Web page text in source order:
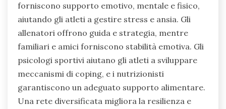
forniscono supporto emotivo, mentale e fisico,
aiutando gli atleti a gestire stress e ansia. Gli
allenatori offrono guida e strategia, mentre
familiari e amici forniscono stabilità emotiva. Gli
psicologi sportivi aiutano gli atleti a sviluppare
meccanismi di coping, e i nutrizionisti
garantiscono un adeguato supporto alimentare.
Una rete diversificata migliora la resilienza e